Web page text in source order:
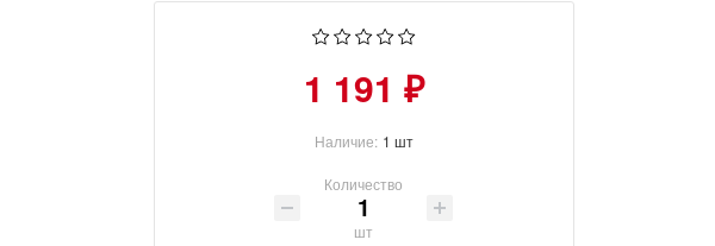
1 191 ₽
Наличие: 1 шт
Количество
шт